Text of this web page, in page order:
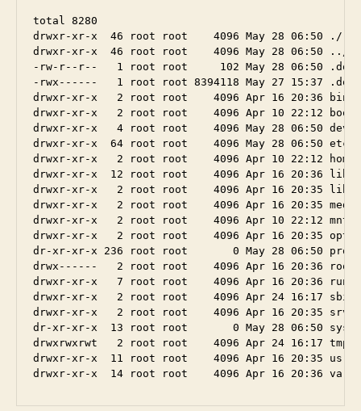
total 8280
drwxr-xr-x  46 root root    4096 May 28 06:50 ./
drwxr-xr-x  46 root root    4096 May 28 06:50 ../
-rw-r--r--   1 root root     102 May 28 06:50
-rwx------   1 root root 8394118 May 27 15:37
drwxr-xr-x   2 root root    4096 Apr 16 20:36 bin/
drwxr-xr-x   2 root root    4096 Apr 10 22:12 boot/
drwxr-xr-x   4 root root    4096 May 28 06:50 dev/
drwxr-xr-x  64 root root    4096 May 28 06:50 etc/
drwxr-xr-x   2 root root    4096 Apr 10 22:12 home/
drwxr-xr-x  12 root root    4096 Apr 16 20:36 lib/
drwxr-xr-x   2 root root    4096 Apr 16 20:35
drwxr-xr-x   2 root root    4096 Apr 16 20:35
drwxr-xr-x   2 root root    4096 Apr 10 22:12 mnt/
drwxr-xr-x   2 root root    4096 Apr 16 20:35 opt/
dr-xr-xr-x 236 root root       0 May 28 06:50 proc/
drwx------   2 root root    4096 Apr 16 20:36 root/
drwxr-xr-x   7 root root    4096 Apr 16 20:36 run/
drwxr-xr-x   2 root root    4096 Apr 24 16:17 sbin/
drwxr-xr-x   2 root root    4096 Apr 16 20:35 srv/
dr-xr-xr-x  13 root root       0 May 28 06:50 sys/
drwxrwxrwt   2 root root    4096 Apr 24 16:17 tmp/
drwxr-xr-x  11 root root    4096 Apr 16 20:35 usr/